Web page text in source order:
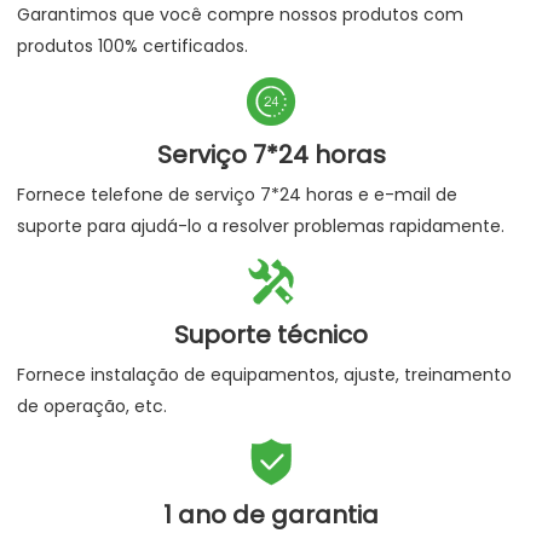
Garantimos que você compre nossos produtos com
produtos 100% certificados.

Serviço 7*24 horas
Fornece telefone de serviço 7*24 horas e e-mail de
suporte para ajudá-lo a resolver problemas rapidamente.

Suporte técnico
Fornece instalação de equipamentos, ajuste, treinamento
de operação, etc.

1 ano de garantia